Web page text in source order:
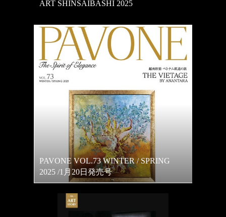
ART SHINSAIBASHI 2025
PAVONE VOL.73 WINTER / SPRING
2025 /1月20日発売号